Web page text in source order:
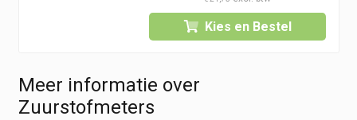
was:
€ 39,95.
is:
€ 29,95.
Kies en Bestel
Meer informatie over
Zuurstofmeters